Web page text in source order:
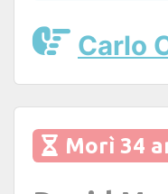
Carlo
Morì 34